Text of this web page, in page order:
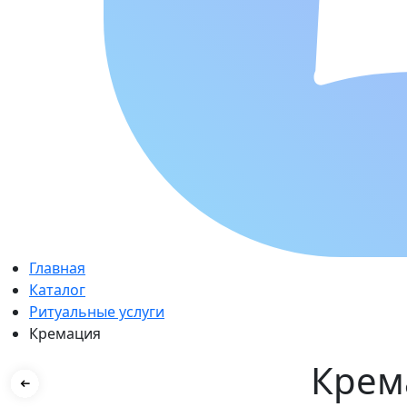
Главная
Каталог
Ритуальные услуги
Кремация